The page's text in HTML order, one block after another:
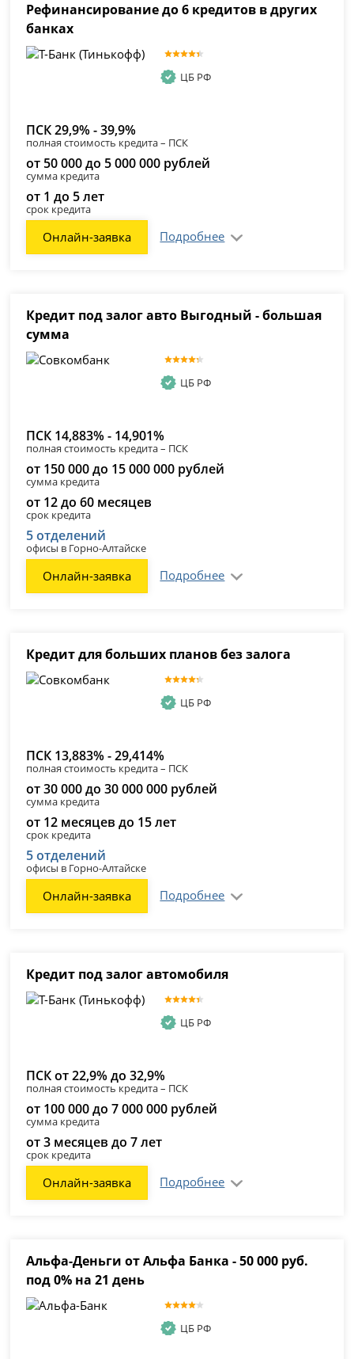
Рефинансирование до 6 кредитов в других
банках
ЦБ РФ
ПСК 29,9% - 39,9%
полная стоимость кредита – ПСК
от 50 000 до 5 000 000 рублей
сумма кредита
от 1 до 5 лет
срок кредита
Онлайн-заявка Подробнее
Кредит под залог авто Выгодный - большая
сумма
ЦБ РФ
ПСК 14,883% - 14,901%
полная стоимость кредита – ПСК
от 150 000 до 15 000 000 рублей
сумма кредита
от 12 до 60 месяцев
срок кредита
5 отделений
офисы в Горно-Алтайске
Онлайн-заявка Подробнее
Кредит для больших планов без залога
ЦБ РФ
ПСК 13,883% - 29,414%
полная стоимость кредита – ПСК
от 30 000 до 30 000 000 рублей
сумма кредита
от 12 месяцев до 15 лет
срок кредита
5 отделений
офисы в Горно-Алтайске
Онлайн-заявка Подробнее
Кредит под залог автомобиля
ЦБ РФ
ПСК от 22,9% до 32,9%
полная стоимость кредита – ПСК
от 100 000 до 7 000 000 рублей
сумма кредита
от 3 месяцев до 7 лет
срок кредита
Онлайн-заявка Подробнее
Альфа-Деньги от Альфа Банка - 50 000 руб.
под 0% на 21 день
ЦБ РФ